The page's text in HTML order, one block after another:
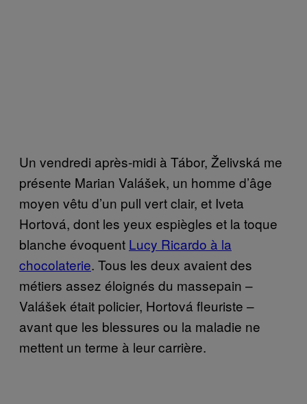
Un vendredi après-midi à Tábor, Želivská me
présente Marian Valášek, un homme d’âge
moyen vêtu d’un pull vert clair, et Iveta
Hortová, dont les yeux espiègles et la toque
blanche évoquent Lucy Ricardo à la
chocolaterie. Tous les deux avaient des
métiers assez éloignés du massepain –
Valášek était policier, Hortová fleuriste –
avant que les blessures ou la maladie ne
mettent un terme à leur carrière.